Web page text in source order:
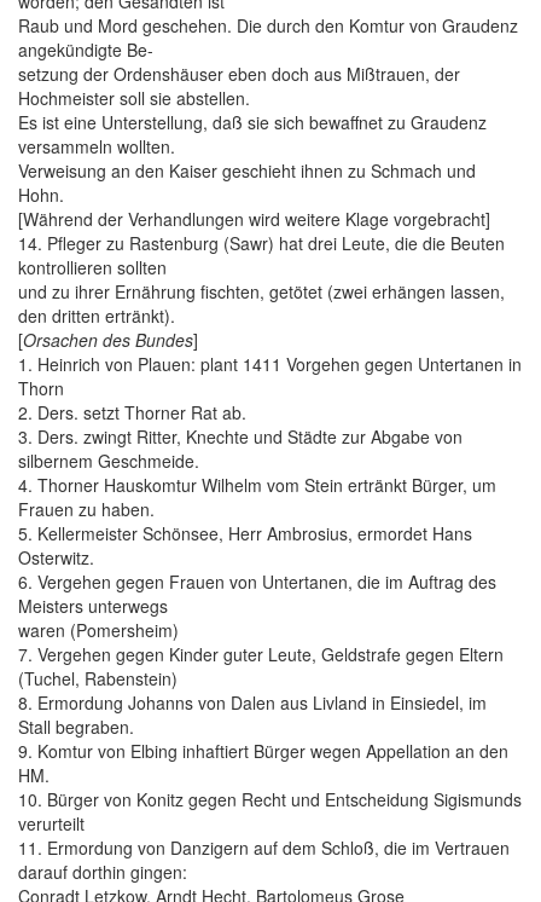
Raub und Mord geschehen. Die durch den Komtur von Graudenz
angekündigte Be-
setzung der Ordenshäuser eben doch aus Mißtrauen, der
Hochmeister soll sie abstellen.
Es ist eine Unterstellung, daß sie sich bewaffnet zu Graudenz
versammeln wollten.
Verweisung an den Kaiser geschieht ihnen zu Schmach und
Hohn.
[Während der Verhandlungen wird weitere Klage vorgebracht]
14. Pfleger zu Rastenburg (Sawr) hat drei Leute, die die Beuten
kontrollieren sollten
und zu ihrer Ernährung fischten, getötet (zwei erhängen lassen,
den dritten ertränkt).
[Orsachen des Bundes]
1. Heinrich von Plauen: plant 1411 Vorgehen gegen Untertanen in
Thorn
2. Ders. setzt Thorner Rat ab.
3. Ders. zwingt Ritter, Knechte und Städte zur Abgabe von
silbernem Geschmeide.
4. Thorner Hauskomtur Wilhelm vom Stein ertränkt Bürger, um
Frauen zu haben.
5. Kellermeister Schönsee, Herr Ambrosius, ermordet Hans
Osterwitz.
6. Vergehen gegen Frauen von Untertanen, die im Auftrag des
Meisters unterwegs
waren (Pomersheim)
7. Vergehen gegen Kinder guter Leute, Geldstrafe gegen Eltern
(Tuchel, Rabenstein)
8. Ermordung Johanns von Dalen aus Livland in Einsiedel, im
Stall begraben.
9. Komtur von Elbing inhaftiert Bürger wegen Appellation an den
HM.
10. Bürger von Konitz gegen Recht und Entscheidung Sigismunds
verurteilt
11. Ermordung von Danzigern auf dem Schloß, die im Vertrauen
darauf dorthin gingen:
Conradt Letzkow, Arndt Hecht, Bartolomeus Grose